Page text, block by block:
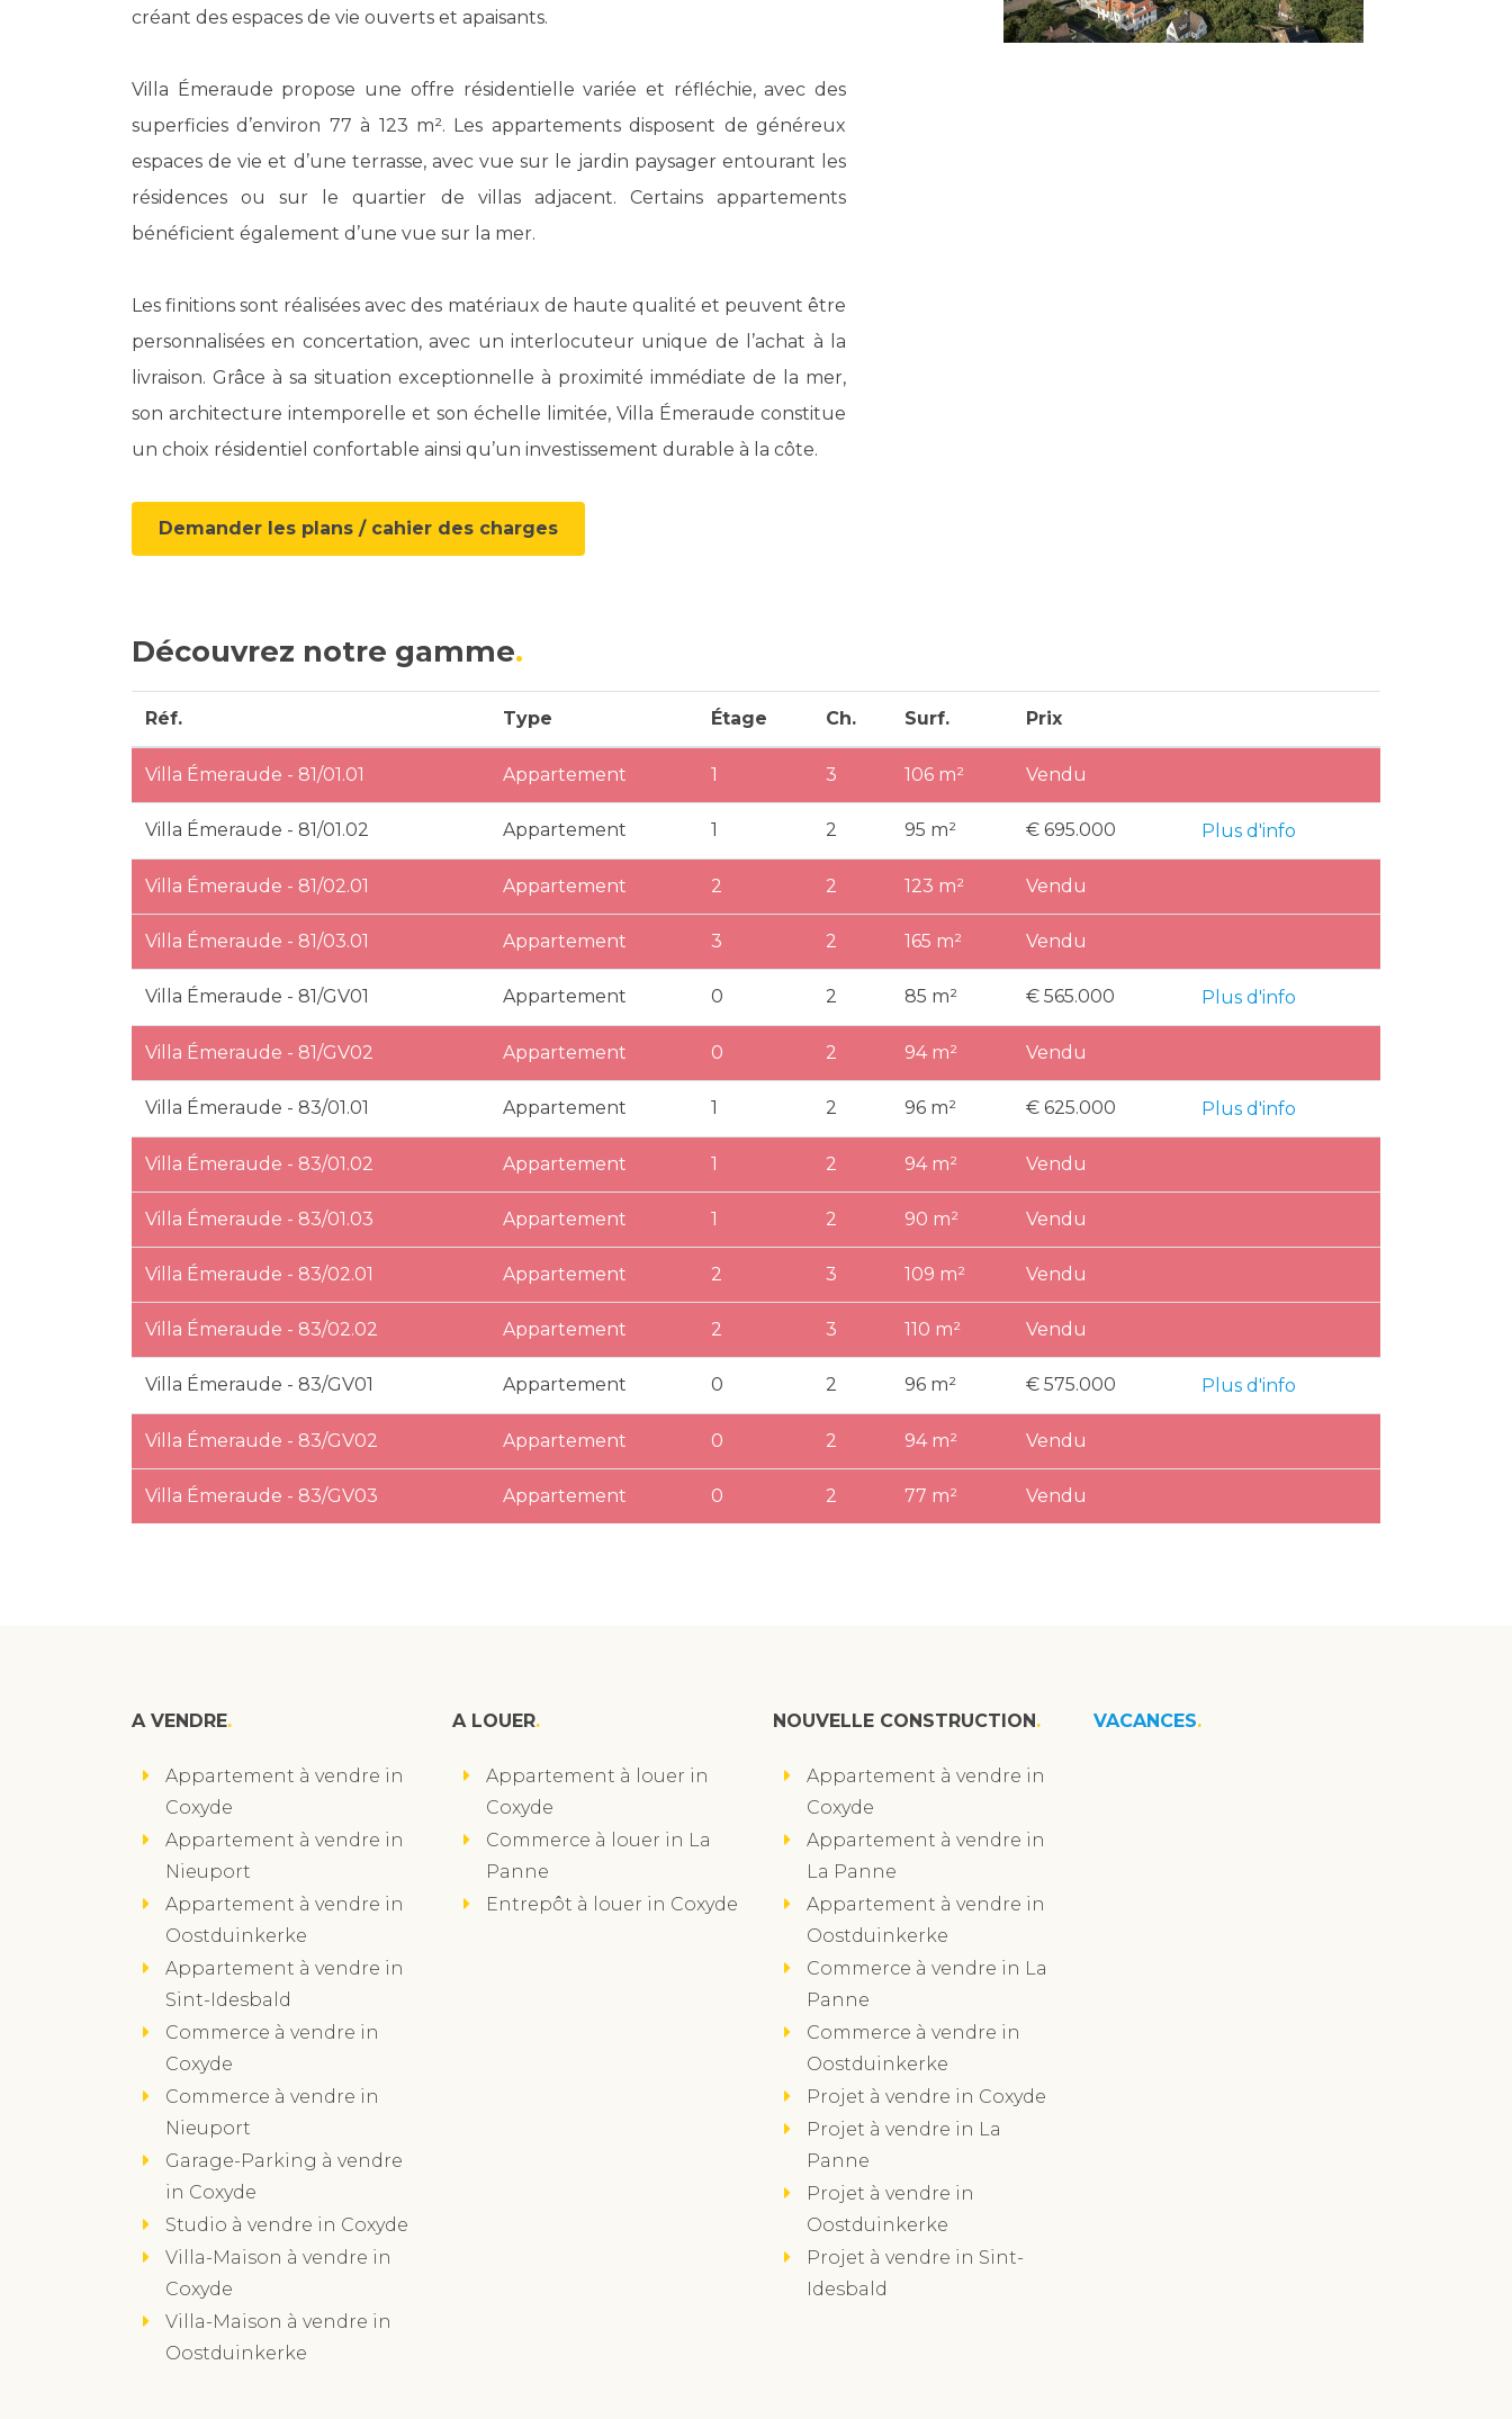
créant des espaces de vie ouverts et apaisants.
Villa Émeraude propose une offre résidentielle variée et réfléchie, avec des
superficies d’environ 77 à 123 m². Les appartements disposent de généreux
espaces de vie et d’une terrasse, avec vue sur le jardin paysager entourant les
résidences ou sur le quartier de villas adjacent. Certains appartements
bénéficient également d’une vue sur la mer.
Les finitions sont réalisées avec des matériaux de haute qualité et peuvent être
personnalisées en concertation, avec un interlocuteur unique de l’achat à la
livraison. Grâce à sa situation exceptionnelle à proximité immédiate de la mer,
son architecture intemporelle et son échelle limitée, Villa Émeraude constitue
un choix résidentiel confortable ainsi qu’un investissement durable à la côte.
Demander les plans / cahier des charges
Découvrez notre gamme
Réf. Type Étage Ch. Surf. Prix
Villa Émeraude - 81/01.01 Appartement 1 3 106 m² Vendu
Villa Émeraude - 81/01.02 Appartement 1 2 95 m² € 695.000 Plus d'info
Villa Émeraude - 81/02.01 Appartement 2 2 123 m² Vendu
Villa Émeraude - 81/03.01 Appartement 3 2 165 m² Vendu
Villa Émeraude - 81/GV01 Appartement 0 2 85 m² € 565.000 Plus d'info
Villa Émeraude - 81/GV02 Appartement 0 2 94 m² Vendu
Villa Émeraude - 83/01.01 Appartement 1 2 96 m² € 625.000 Plus d'info
Villa Émeraude - 83/01.02 Appartement 1 2 94 m² Vendu
Villa Émeraude - 83/01.03 Appartement 1 2 90 m² Vendu
Villa Émeraude - 83/02.01 Appartement 2 3 109 m² Vendu
Villa Émeraude - 83/02.02 Appartement 2 3 110 m² Vendu
Villa Émeraude - 83/GV01 Appartement 0 2 96 m² € 575.000 Plus d'info
Villa Émeraude - 83/GV02 Appartement 0 2 94 m² Vendu
Villa Émeraude - 83/GV03 Appartement 0 2 77 m² Vendu
A VENDRE
Appartement à vendre in
Coxyde
Appartement à vendre in
Nieuport
Appartement à vendre in
Oostduinkerke
Appartement à vendre in
Sint-Idesbald
Commerce à vendre in
Coxyde
Commerce à vendre in
Nieuport
Garage-Parking à vendre
in Coxyde
Studio à vendre in Coxyde
Villa-Maison à vendre in
Coxyde
Villa-Maison à vendre in
Oostduinkerke
A LOUER
Appartement à louer in
Coxyde
Commerce à louer in La
Panne
Entrepôt à louer in Coxyde
NOUVELLE CONSTRUCTION
Appartement à vendre in
Coxyde
Appartement à vendre in
La Panne
Appartement à vendre in
Oostduinkerke
Commerce à vendre in La
Panne
Commerce à vendre in
Oostduinkerke
Projet à vendre in Coxyde
Projet à vendre in La
Panne
Projet à vendre in
Oostduinkerke
Projet à vendre in Sint-
Idesbald
VACANCES